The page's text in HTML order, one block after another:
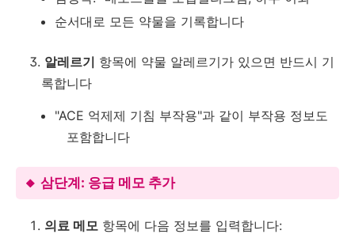
순서대로 모든 약물을 기록합니다
알레르기 항목에 약물 알레르기가 있으면 반드시 기
록합니다
"ACE 억제제 기침 부작용"과 같이 부작용 정보도
포함합니다
🔸 삼단계: 응급 메모 추가
의료 메모 항목에 다음 정보를 입력합니다: